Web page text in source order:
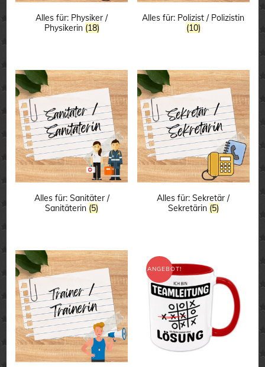
Alles für: Physiker /
Physikerin (18)
Alles für: Polizist / Polizistin
(10)
Alles für: Sanitäter /
Sanitäterin (5)
Alles für: Sekretär /
Sekretärin (5)
ANGEBOT!